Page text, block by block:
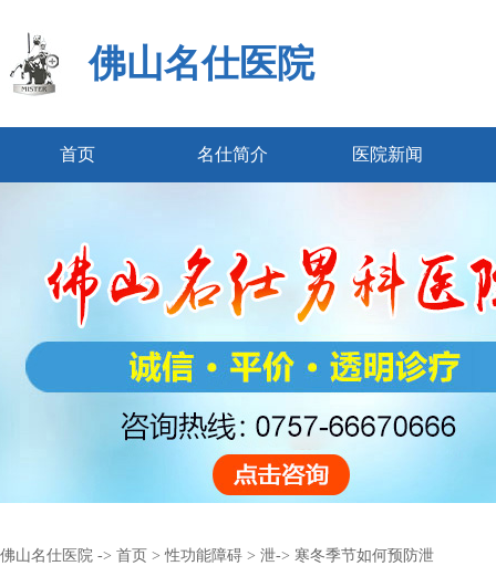
佛山名仕医院
首页 名仕简介 医院新闻
佛山名仕医院 -> 首页 >性功能障碍 > 泄-> 寒冬季节如何预防泄